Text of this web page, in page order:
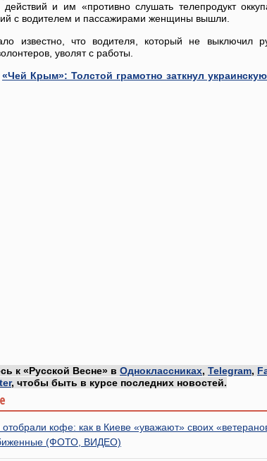
и им «противно слушать телепродукт
с водителем и пассажирами женщины вышли.
известно, что водителя, который не выключил
уволят с работы.
«Чей Крым»: Толстой грамотно заткнул
к «Русской Весне» в Одноклассниках, Telegram,
, чтобы быть в курсе последних новостей.
кофе: как в Киеве «уважают» своих
(ФОТО, ВИДЕО)